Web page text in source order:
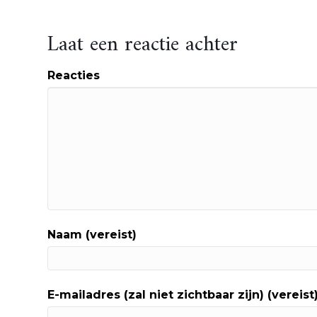
Laat een reactie achter
Reacties
Naam (vereist)
E-mailadres (zal niet zichtbaar zijn)